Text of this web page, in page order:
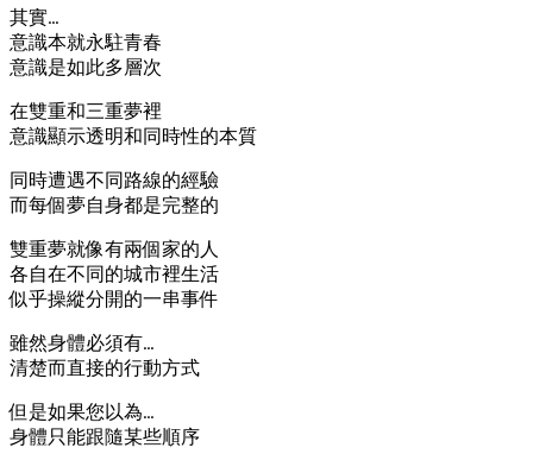
其實…
意識本就永駐青春
意識是如此多層次
在雙重和三重夢裡
意識顯示透明和同時性的本質
同時遭遇不同路線的經驗
而每個夢自身都是完整的
雙重夢就像有兩個家的人
各自在不同的城市裡生活
似乎操縱分開的一串事件
雖然身體必須有…
清楚而直接的行動方式
但是如果您以為…
身體只能跟隨某些順序